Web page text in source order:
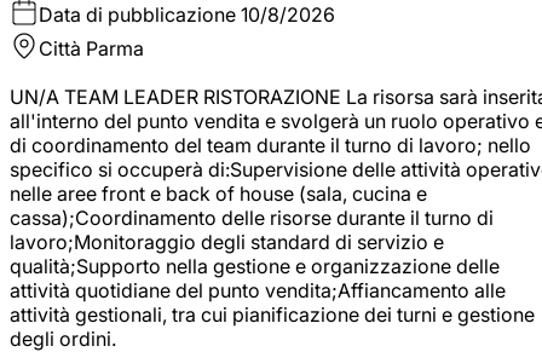
Data di pubblicazione 10/8/2026
Città Parma
UN/A TEAM LEADER RISTORAZIONE La risorsa sarà
all'interno del punto vendita e svolgerà un ruolo operativo
di coordinamento del team durante il turno di lavoro; nello
specifico si occuperà di:Supervisione delle attività
nelle aree front e back of house (sala, cucina e
cassa);Coordinamento delle risorse durante il turno di
lavoro;Monitoraggio degli standard di servizio e
qualità;Supporto nella gestione e organizzazione delle
attività quotidiane del punto vendita;Affiancamento alle
attività gestionali, tra cui pianificazione dei turni e gestione
degli ordini.